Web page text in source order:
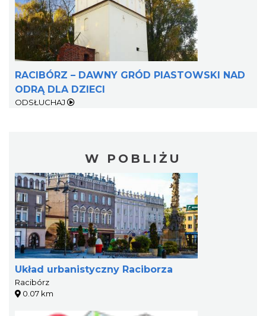
RACIBÓRZ – DAWNY GRÓD PIASTOWSKI NAD
ODRĄ DLA DZIECI
ODSŁUCHAJ
W POBLIŻU
Układ urbanistyczny Raciborza
Racibórz
0.07 km